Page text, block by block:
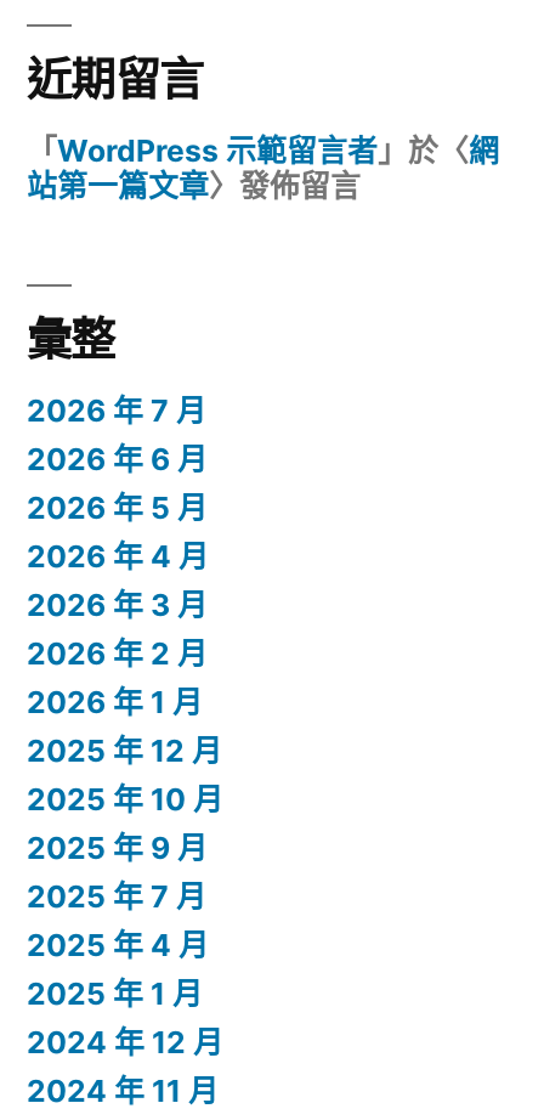
近期留言
「 WordPress 示範留言者 」於〈網
站第一篇文章〉發佈留言
彙整
2026 年 7 月
2026 年 6 月
2026 年 5 月
2026 年 4 月
2026 年 3 月
2026 年 2 月
2026 年 1 月
2025 年 12 月
2025 年 10 月
2025 年 9 月
2025 年 7 月
2025 年 4 月
2025 年 1 月
2024 年 12 月
2024 年 11 月